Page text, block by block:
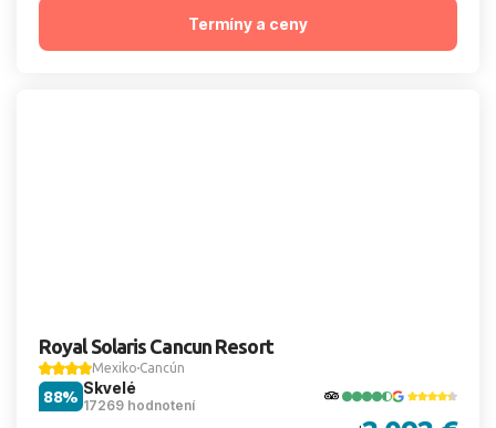
Termíny a ceny
Royal Solaris Cancun Resort
Mexiko Cancún
Skvelé
17269 hodnotení
88%